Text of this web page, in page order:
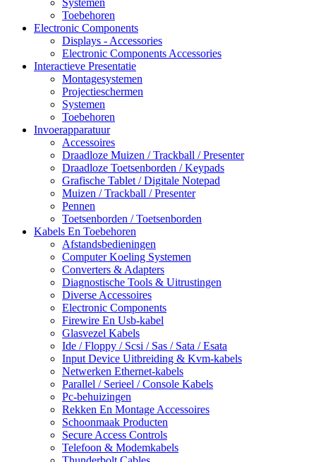
Systemen
Toebehoren
Electronic Components
Displays - Accessories
Electronic Components Accessories
Interactieve Presentatie
Montagesystemen
Projectieschermen
Systemen
Toebehoren
Invoerapparatuur
Accessoires
Draadloze Muizen / Trackball / Presenter
Draadloze Toetsenborden / Keypads
Grafische Tablet / Digitale Notepad
Muizen / Trackball / Presenter
Pennen
Toetsenborden / Toetsenborden
Kabels En Toebehoren
Afstandsbedieningen
Computer Koeling Systemen
Converters & Adapters
Diagnostische Tools & Uitrustingen
Diverse Accessoires
Electronic Components
Firewire En Usb-kabel
Glasvezel Kabels
Ide / Floppy / Scsi / Sas / Sata / Esata
Input Device Uitbreiding & Kvm-kabels
Netwerken Ethernet-kabels
Parallel / Serieel / Console Kabels
Pc-behuizingen
Rekken En Montage Accessoires
Schoonmaak Producten
Secure Access Controls
Telefoon & Modemkabels